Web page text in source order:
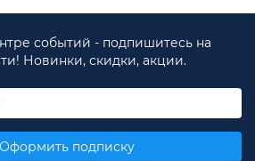
событий - подпишитесь на
Новинки, скидки, акции.
Оформить подписку